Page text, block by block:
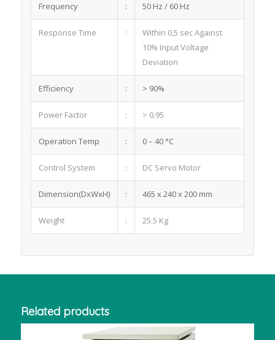
Frequency : 50 Hz / 60 Hz
Response Time :
Within 0,5 sec Against
10% Input Voltage
Deviation
Efficiency : > 90%
Power Factor : > 0.95
Operation Temp : 0 – 40 °C
Control System : DC Servo Motor
Dimension(DxWxH) : 465 x 240 x 200 mm
Weight : 25.5 Kg
Related products